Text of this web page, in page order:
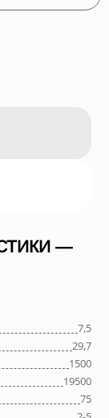
—
7,5
29,7
1500
19500
75